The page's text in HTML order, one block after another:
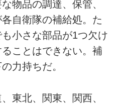
物品の調達、保管、
自衛隊の補給処。た
小さな部品が1つ欠け
ことはできない。補
力持ちだ。
東北、関東、関西、